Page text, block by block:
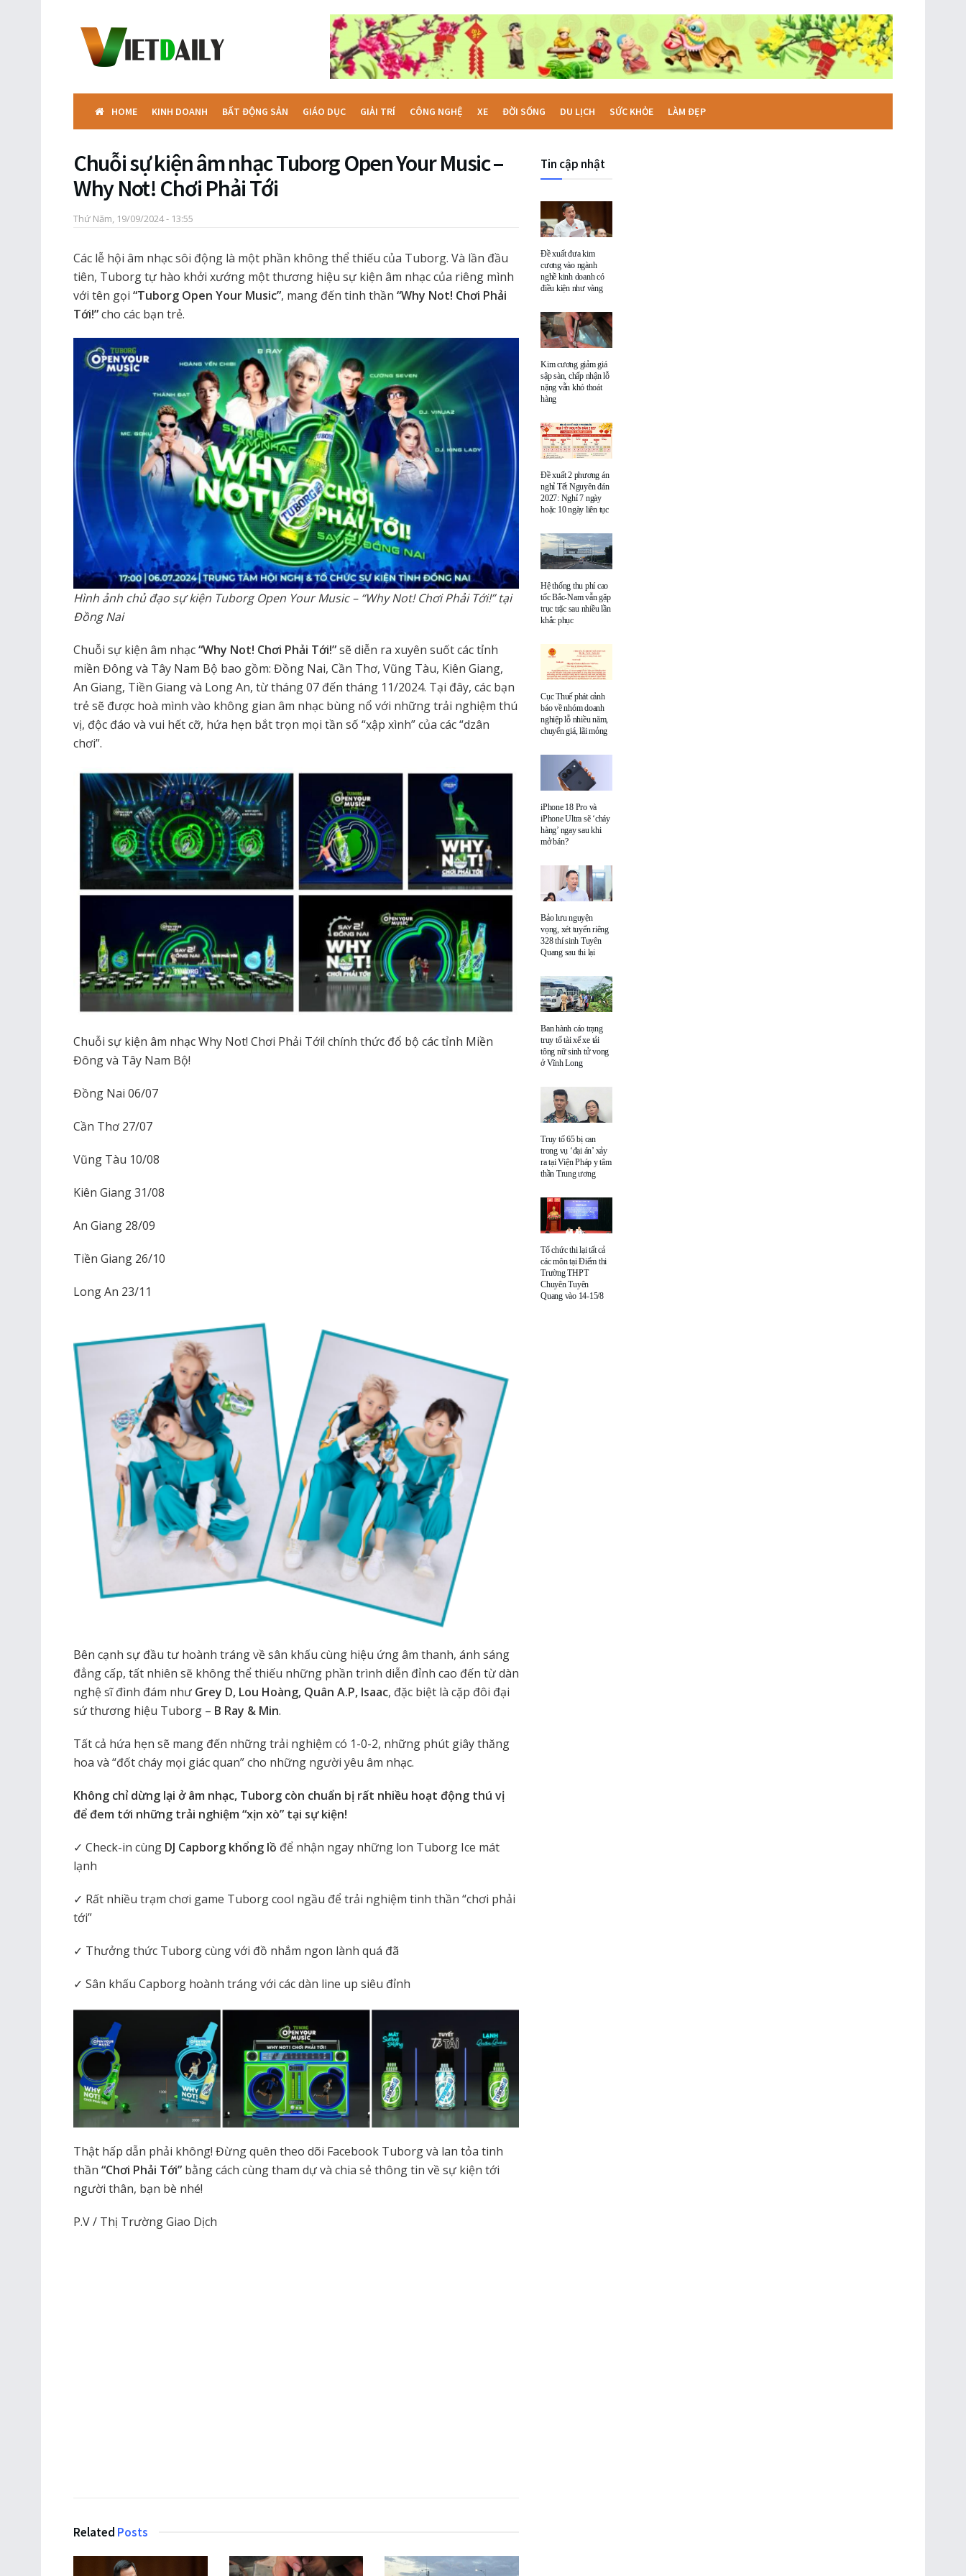
HOME KINH DOANH BẤT ĐỘNG SẢN GIÁO DỤC GIẢI TRÍ CÔNG NGHỆ XE ĐỜI SỐNG DU LỊCH SỨC KHỎE LÀM ĐẸP
Chuỗi sự kiện âm nhạc Tuborg Open Your Music –
Why Not! Chơi Phải Tới
Thứ Năm, 19/09/2024 - 13:55
Các lễ hội âm nhạc sôi động là một phần không thể thiếu của Tuborg. Và lần đầu
tiên, Tuborg tự hào khởi xướng một thương hiệu sự kiện âm nhạc của riêng mình
với tên gọi “Tuborg Open Your Music”, mang đến tinh thần “Why Not! Chơi Phải
Tới!”cho các bạn trẻ.
Hình ảnh chủ đạo sự kiện Tuborg Open Your Music – “Why Not! Chơi Phải Tới!” tại
Đồng Nai
Chuỗi sự kiện âm nhạc“Why Not! Chơi Phải Tới!”sẽ diễn ra xuyên suốt các tỉnh
miền Đông và Tây Nam Bộ bao gồm: Đồng Nai, Cần Thơ, Vũng Tàu, Kiên Giang,
An Giang, Tiền Giang và Long An, từ tháng 07 đến tháng 11/2024. Tại đây, các bạn
trẻ sẽ được hoà mình vào không gian âm nhạc bùng nổ với những trải nghiệm thú
vị, độc đáo và vui hết cỡ, hứa hẹn bắt trọn mọi tần số “xập xình” của các “dzân
chơi”.
Chuỗi sự kiện âm nhạc Why Not! Chơi Phải Tới! chính thức đổ bộ các tỉnh Miền
Đông và Tây Nam Bộ!
Đồng Nai 06/07
Cần Thơ 27/07
Vũng Tàu 10/08
Kiên Giang 31/08
An Giang 28/09
Tiền Giang 26/10
Long An 23/11
Bên cạnh sự đầu tư hoành tráng về sân khấu cùng hiệu ứng âm thanh, ánh sáng
đẳng cấp, tất nhiên sẽ không thể thiếu những phần trình diễn đỉnh cao đến từ dàn
nghệ sĩ đình đám như Grey D, Lou Hoàng, Quân A.P, Isaac, đặc biệt là cặp đôi đại
sứ thương hiệu Tuborg – B Ray & Min.
Tất cả hứa hẹn sẽ mang đến những trải nghiệm có 1-0-2, những phút giây thăng
hoa và “đốt cháy mọi giác quan” cho những người yêu âm nhạc.
Không chỉ dừng lại ở âm nhạc, Tuborg còn chuẩn bị rất nhiều hoạt động thú vị
để đem tới những trải nghiệm “xịn xò” tại sự kiện!
✓ Check-in cùng DJ Capborg khổng lồ để nhận ngay những lon Tuborg Ice mát
lạnh
✓ Rất nhiều trạm chơi game Tuborg cool ngầu để trải nghiệm tinh thần “chơi phải
tới”
✓ Thưởng thức Tuborg cùng với đồ nhắm ngon lành quá đã
✓ Sân khấu Capborg hoành tráng với các dàn line up siêu đỉnh
Thật hấp dẫn phải không! Đừng quên theo dõi Facebook Tuborg và lan tỏa tinh
thần “Chơi Phải Tới” bằng cách cùng tham dự và chia sẻ thông tin về sự kiện tới
người thân, bạn bè nhé!
P.V / Thị Trường Giao Dịch
Related Posts
Tin cập nhật
Đề xuất đưa kim
cương vào ngành
nghề kinh doanh có
điều kiện như vàng
Kim cương giảm giá
sập sàn, chấp nhận lỗ
nặng vẫn khó thoát
hàng
Đề xuất 2 phương án
nghỉ Tết Nguyên đán
2027: Nghỉ 7 ngày
hoặc 10 ngày liên tục
Hệ thống thu phí cao
tốc Bắc-Nam vẫn gặp
trục trặc sau nhiều lần
khắc phục
Cục Thuế phát cảnh
báo về nhóm doanh
nghiệp lỗ nhiều năm,
chuyển giá, lãi mỏng
iPhone 18 Pro và
iPhone Ultra sẽ ‘cháy
hàng’ ngay sau khi
mở bán?
Bảo lưu nguyện
vọng, xét tuyển riêng
328 thí sinh Tuyên
Quang sau thi lại
Ban hành cáo trạng
truy tố tài xế xe tải
tông nữ sinh tử vong
ở Vĩnh Long
Truy tố 65 bị can
trong vụ ‘đại án’ xảy
ra tại Viện Pháp y tâm
thần Trung ương
Tổ chức thi lại tất cả
các môn tại Điểm thi
Trường THPT
Chuyên Tuyên
Quang vào 14-15/8